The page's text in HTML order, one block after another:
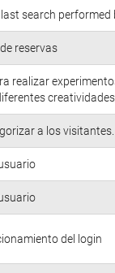
search performed
reservas
realizar
a los visitantes.
del login